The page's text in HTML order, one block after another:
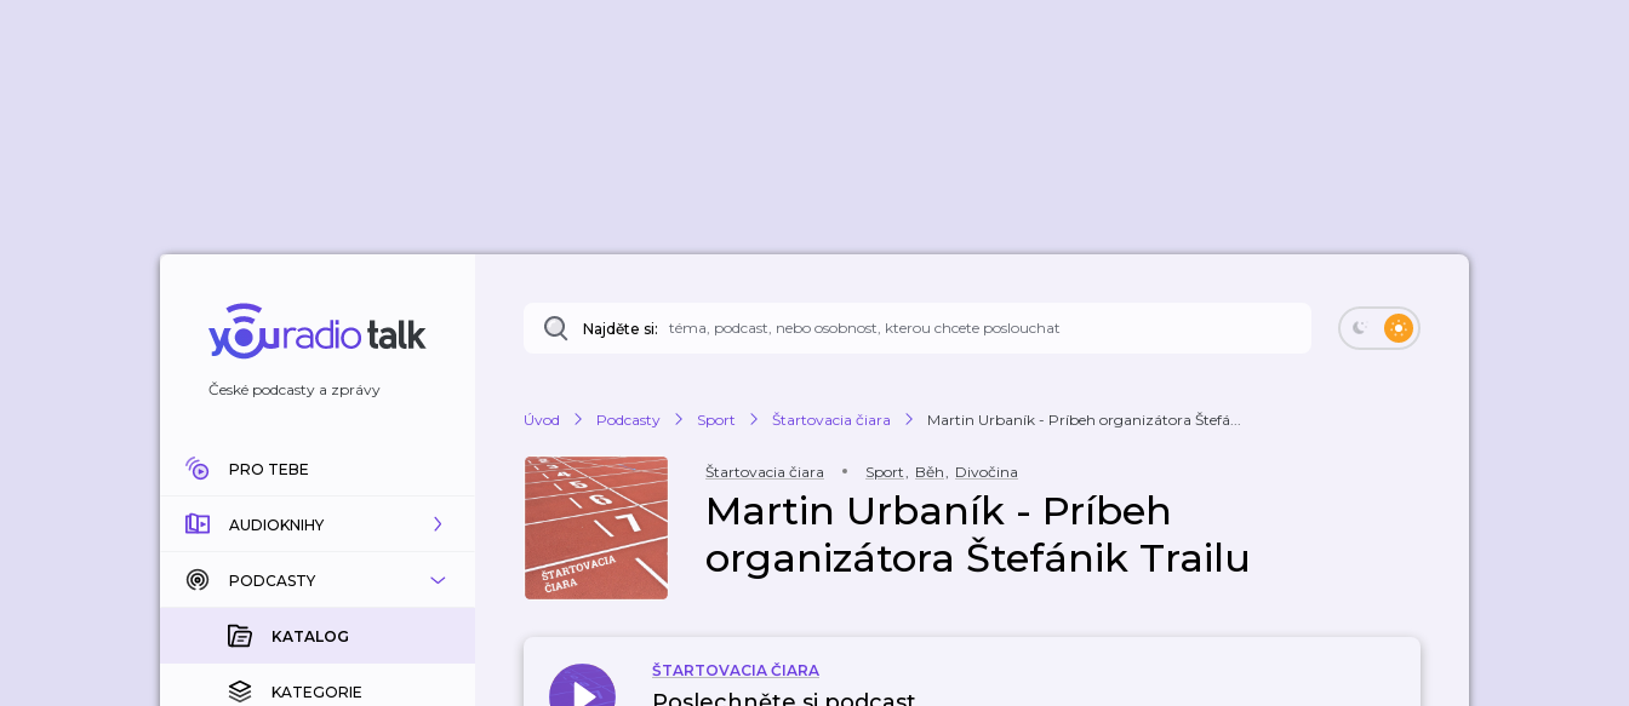
České podcasty a zprávy
PRO TEBE
AUDIOKNIHY
KATALOG
KOUPENÉ
KATEGORIE
PODCASTY
KATALOG
KATEGORIE
Najděte si:
Úvod Podcasty Sport Štartovacia čiara Martin Urbaník - Príbeh organizátora Štefá...
Štartovacia čiara Sport, Běh, Divočina
Martin Urbaník - Príbeh
organizátora Štefánik Trailu
ŠTARTOVACIA ČIARA